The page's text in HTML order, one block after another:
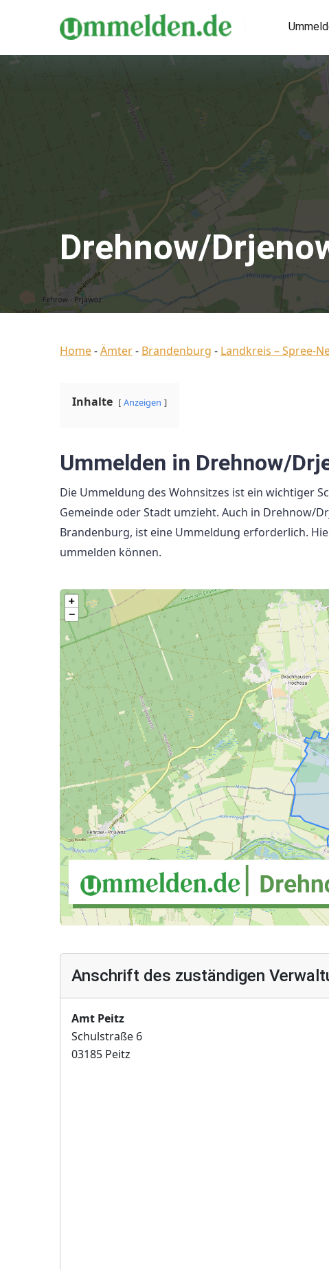
Drehnow/
Home-Ämter- Brandenburg - Landkreis – Spree-
Inhalte Anzeigen
Ummelden in Drehnow/
Die Ummeldung des Wohnsitzes ist ein wichtiger
Gemeinde oder Stadt umzieht. Auch in Drehnow/
Brandenburg, ist eine Ummeldung erforderlich.
ummelden können.
Anschrift des zuständigen
Amt Peitz
Schulstraße 6
03185 Peitz